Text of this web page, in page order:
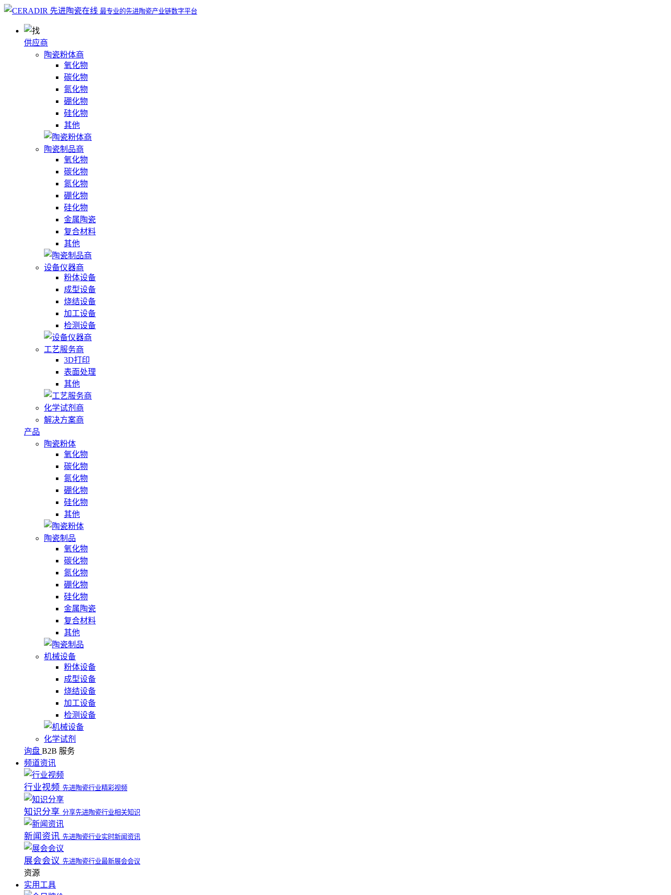
最专业的先进陶瓷产业链数字平台
供应商
陶瓷粉体商
氧化物
碳化物
氮化物
硼化物
硅化物
其他
陶瓷制品商
氧化物
碳化物
氮化物
硼化物
硅化物
金属陶瓷
复合材料
其他
设备仪器商
粉体设备
成型设备
烧结设备
加工设备
检测设备
工艺服务商
3D打印
表面处理
其他
化学试剂商
解决方案商
产品
陶瓷粉体
氧化物
碳化物
氮化物
硼化物
硅化物
其他
陶瓷制品
氧化物
碳化物
氮化物
硼化物
硅化物
金属陶瓷
复合材料
其他
机械设备
粉体设备
成型设备
烧结设备
加工设备
检测设备
化学试剂
询盘 B2B 服务
频道资讯
行业视频 先进陶瓷行业精彩视频
知识分享 分享先进陶瓷行业相关知识
新闻资讯 先进陶瓷行业实时新闻资讯
展会会议 先进陶瓷行业最新展会会议
资源
实用工具